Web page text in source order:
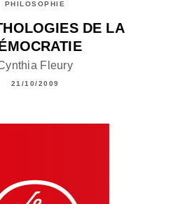
PHILOSOPHIE
DE LA
Fleury
21/10/2009